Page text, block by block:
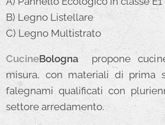
B) Legno Listellare
C) Legno Multistrato
CucineBologna propone
misura, con materiali di prima
falegnami qualificati con
settore arredamento.